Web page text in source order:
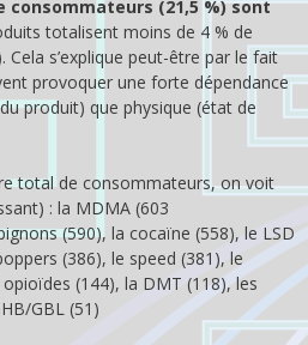
(21,5 %) sont
totalisent moins de 4 % de
s’explique peut-être par le fait
provoquer une forte dépendance
produit) que physique (état de
total de consommateurs, on voit
: la MDMA (603
(590), la cocaïne (558), le LSD
(386), le speed (381), le
(144), la DMT (118), les
GBL (51)